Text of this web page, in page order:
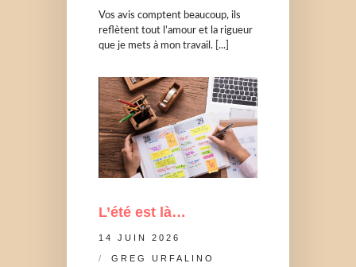
Vos avis comptent beaucoup, ils
reflètent tout l’amour et la rigueur
que je mets à mon travail. [...]
L’été est là…
14 JUIN 2026
GREG URFALINO